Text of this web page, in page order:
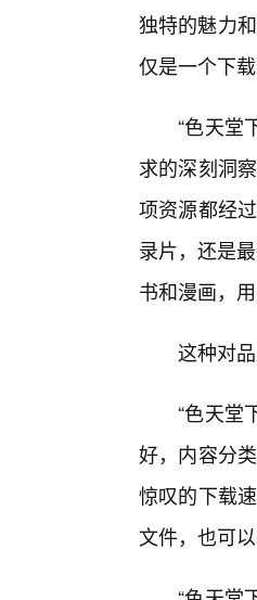
独特的魅力
仅是一个下
“色天堂
求的深刻洞
项资源都经
录片，还是
书和漫画，
这种对
“色天堂
好，内容分
惊叹的下载
文件，也可